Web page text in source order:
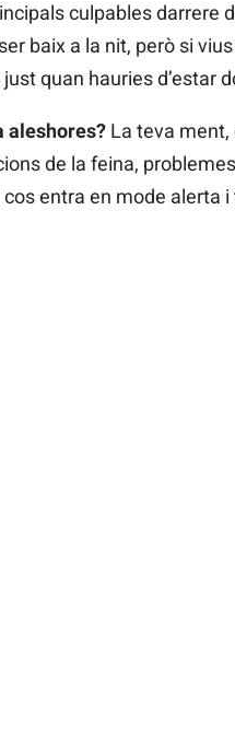
culpables darrere
baix a la nit, però si
quan hauries d’estar
aleshores?La teva ment,
de la feina,
cos entra en mode alerta